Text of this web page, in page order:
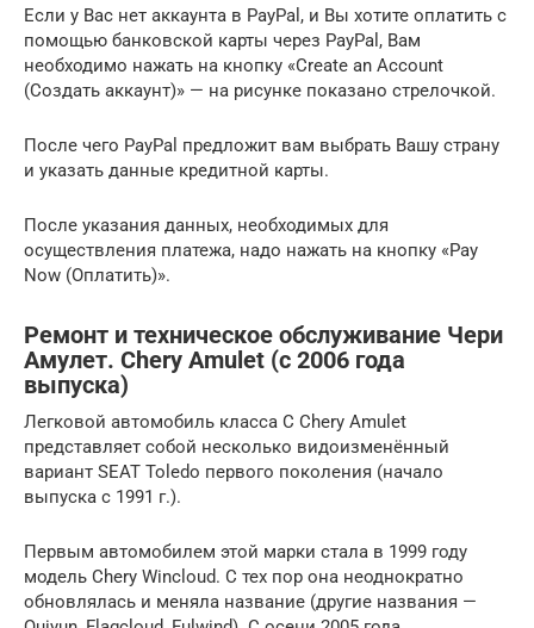
Если у Вас нет аккаунта в PayPal, и Вы хотите оплатить с
помощью банковской карты через PayPal, Вам
необходимо нажать на кнопку «Create an Account
(Создать аккаунт)» — на рисунке показано стрелочкой.
После чего PayPal предложит вам выбрать Вашу страну
и указать данные кредитной карты.
После указания данных, необходимых для
осуществления платежа, надо нажать на кнопку «Pay
Now (Оплатить)».
Ремонт и техническое обслуживание Чери
Амулет. Chery Amulet (с 2006 года
выпуска)
Легковой автомобиль класса C Chery Amulet
представляет собой несколько видоизменённый
вариант SEAT Toledo первого поколения (начало
выпуска с 1991 г.).
Первым автомобилем этой марки стала в 1999 году
модель Chery Wincloud. С тех пор она неоднократно
обновлялась и меняла название (другие названия —